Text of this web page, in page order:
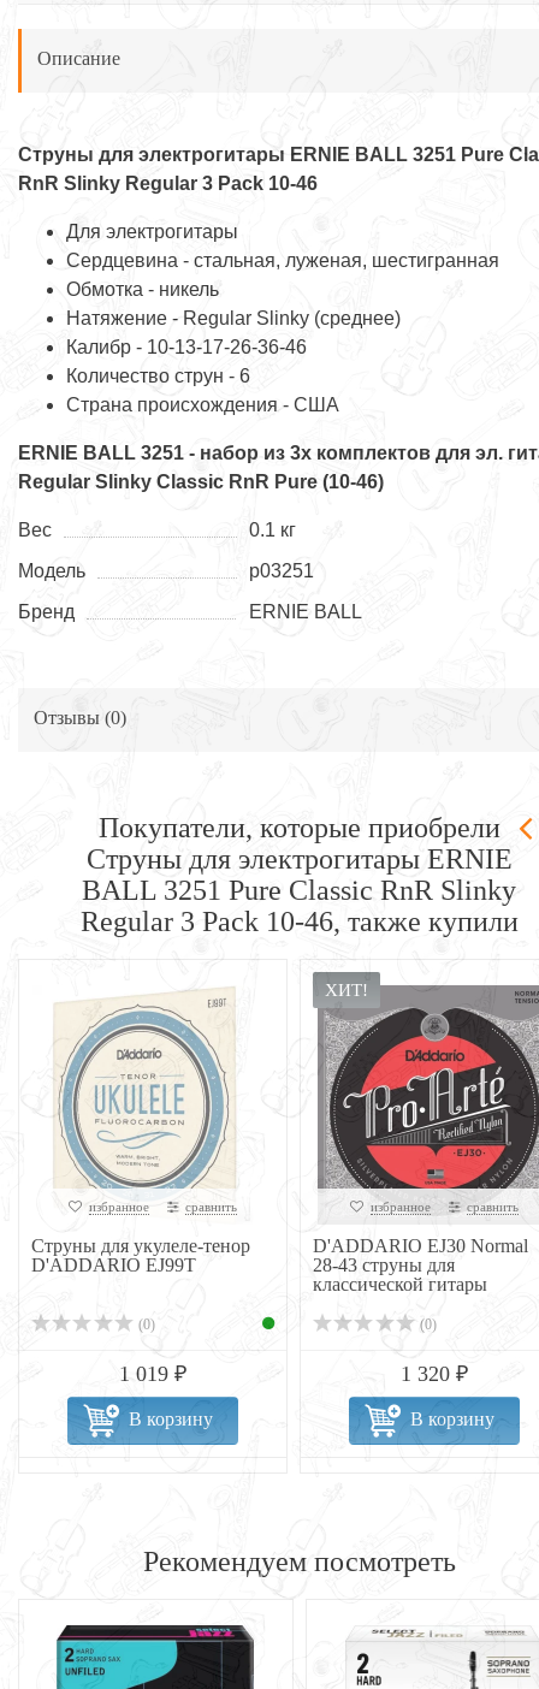
Описание
Струны для электрогитары ERNIE BALL 3251 Pure
RnR Slinky Regular 3 Pack 10-46
Для электрогитары
Сердцевина - стальная, луженая, шестигранная
Обмотка - никель
Натяжение - Regular Slinky (среднее)
Калибр - 10-13-17-26-36-46
Количество струн - 6
Страна происхождения - США
ERNIE BALL 3251 - набор из 3х комплектов для эл.
Regular Slinky Classic RnR Pure (10-46)
Вес
0.1 кг
Модель
p03251
Бренд
ERNIE BALL
Отзывы (0)
Покупатели, которые приобрели
Струны для электрогитары ERNIE
BALL 3251 Pure Classic RnR Slinky
Regular 3 Pack 10-46, также купили
избранное сравнить
Струны для укулеле-тенор
D'ADDARIO EJ99T
(0)
1 019 ₽
В корзину
ХИТ!
избранное сравнить
D'ADDARIO EJ30 Normal
28-43 струны для
классической гитары
(0)
1 320 ₽
В корзину
Рекомендуем посмотреть